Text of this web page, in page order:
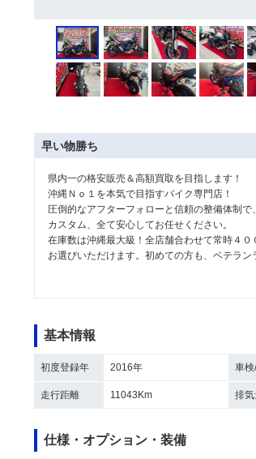
早い物勝ち
県内一の格安販売＆高額買取を目指します！
沖縄Ｎｏ１を本気で目指すバイク専門店！
圧倒的なアフターフォローと信頼の整備体制
カスタム、全て安心してお任せください。
在庫数は沖縄最大級！全店舗合わせて常時４
お選びいただけます。初めての方も、ベテラ
基本情報
初度登録年 2016年 車
走行距離 11043Km 排
仕様・オプション・装備